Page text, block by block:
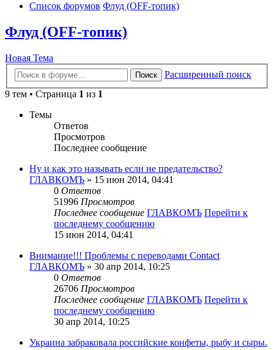
Список форумов Флуд (OFF-топик)
Флуд (OFF-топик)
Новая Тема
Поиск
Расширенный поиск
9 тем • Страница 1 из 1
Темы
Ответов
Просмотров
Последнее сообщение
Ну и как это называть если не предательство?
ГЛАВКОМЪ » 15 июн 2014, 04:41
0 Ответов
51996 Просмотров
Последнее сообщение ГЛАВКОМЪ Перейти к
последнему сообщению
15 июн 2014, 04:41
Внимание!!! Проблемы с переводами Contact
ГЛАВКОМЪ » 30 апр 2014, 10:25
0 Ответов
26706 Просмотров
Последнее сообщение ГЛАВКОМЪ Перейти к
последнему сообщению
30 апр 2014, 10:25
Украина забраковала российские конфеты, рыбу и сыры.